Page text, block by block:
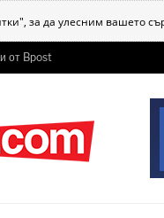
за да улесним вашето
от Bpost